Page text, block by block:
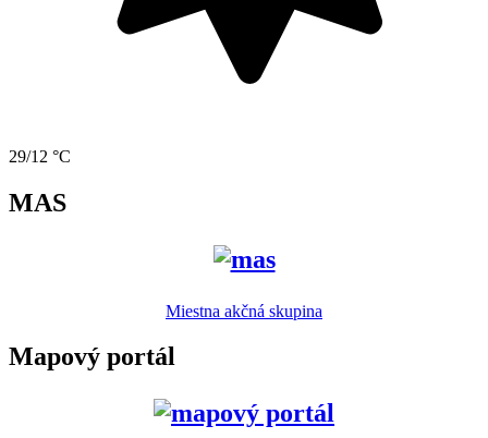
29/12 °C
MAS
Miestna akčná skupina
Mapový portál